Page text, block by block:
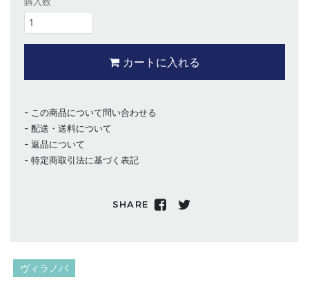
カートに入れる
この商品について問い合わせる
配送・送料について
返品について
特定商取引法に基づく表記
SHARE
ヴィラノバ